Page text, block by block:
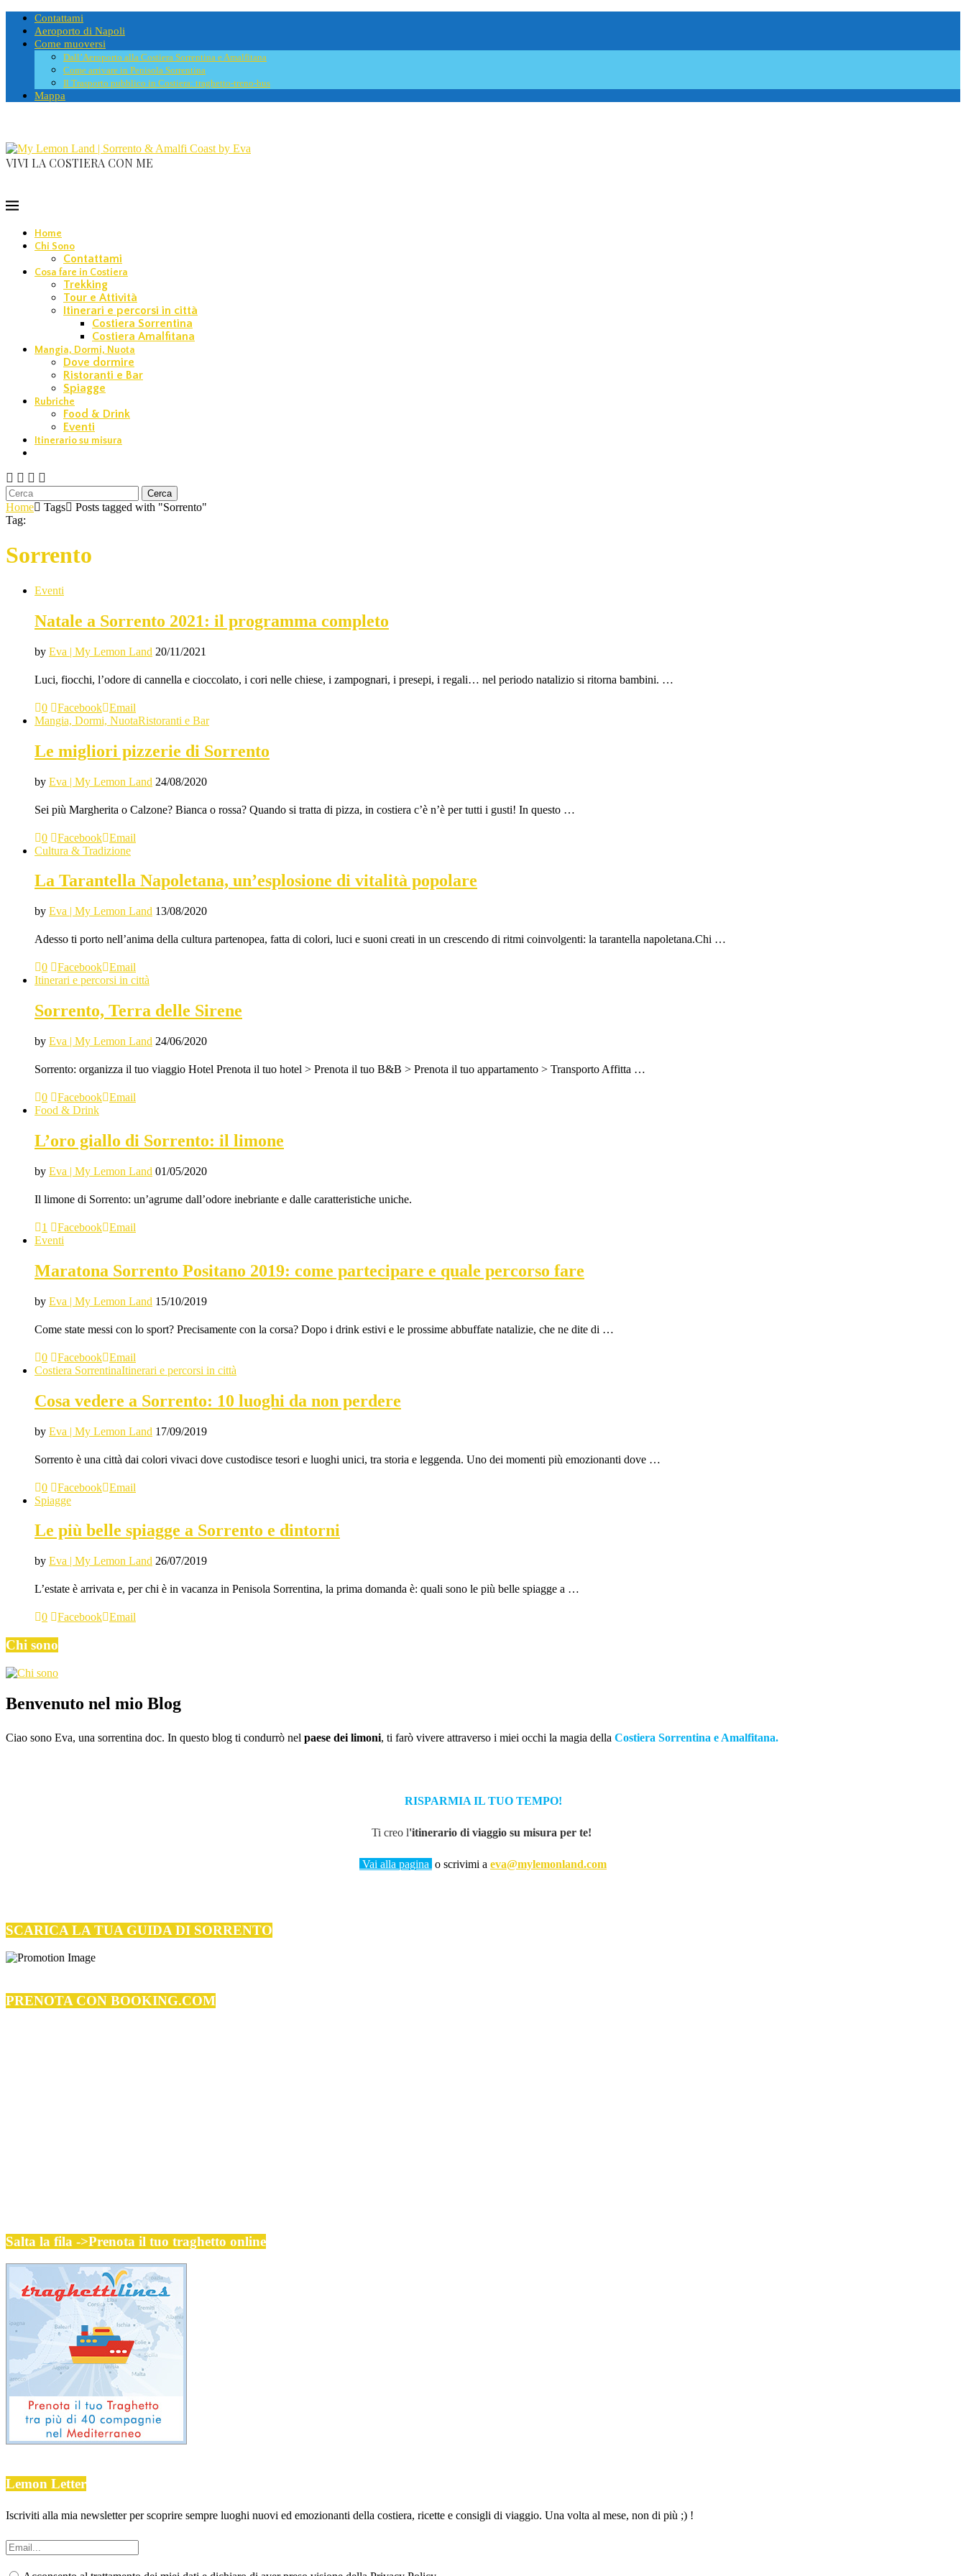
Contattami
Aeroporto di Napoli
Come muoversi
Dall’Aeroporto alla Costiera Sorrentina e Amalfitana
Come arrivare in Penisola Sorrentina
Il Trasporto pubblico in Costiera: traghetto-treno-bus
Mappa
VIVI LA COSTIERA CON ME
Home
Chi Sono
Contattami
Cosa fare in Costiera
Trekking
Tour e Attività
Itinerari e percorsi in città
Costiera Sorrentina
Costiera Amalfitana
Mangia, Dormi, Nuota
Dove dormire
Ristoranti e Bar
Spiagge
Rubriche
Food & Drink
Eventi
Itinerario su misura
Cerca
Home Tags
Posts tagged with "Sorrento"
Tag:
Sorrento
Eventi
Natale a Sorrento 2021: il programma completo
by Eva | My Lemon Land 20/11/2021
Luci, fiocchi, l’odore di cannella e cioccolato, i cori nelle chiese, i zampognari, i presepi, i regali… nel periodo natalizio si ritorna bambini. …
0 Facebook Email
Mangia, Dormi, NuotaRistoranti e Bar
Le migliori pizzerie di Sorrento
by Eva | My Lemon Land 24/08/2020
Sei più Margherita o Calzone? Bianca o rossa? Quando si tratta di pizza, in costiera c’è n’è per tutti i gusti! In questo …
0 Facebook Email
Cultura & Tradizione
La Tarantella Napoletana, un’esplosione di vitalità popolare
by Eva | My Lemon Land 13/08/2020
Adesso ti porto nell’anima della cultura partenopea, fatta di colori, luci e suoni creati in un crescendo di ritmi coinvolgenti: la tarantella napoletana.Chi …
0 Facebook Email
Itinerari e percorsi in città
Sorrento, Terra delle Sirene
by Eva | My Lemon Land 24/06/2020
Sorrento: organizza il tuo viaggio Hotel Prenota il tuo hotel > Prenota il tuo B&B > Prenota il tuo appartamento > Transporto Affitta …
0 Facebook Email
Food & Drink
L’oro giallo di Sorrento: il limone
by Eva | My Lemon Land 01/05/2020
Il limone di Sorrento: un’agrume dall’odore inebriante e dalle caratteristiche uniche.
1 Facebook Email
Eventi
Maratona Sorrento Positano 2019: come partecipare e quale percorso fare
by Eva | My Lemon Land 15/10/2019
Come state messi con lo sport? Precisamente con la corsa? Dopo i drink estivi e le prossime abbuffate natalizie, che ne dite di …
0 Facebook Email
Costiera SorrentinaItinerari e percorsi in città
Cosa vedere a Sorrento: 10 luoghi da non perdere
by Eva | My Lemon Land 17/09/2019
Sorrento è una città dai colori vivaci dove custodisce tesori e luoghi unici, tra storia e leggenda. Uno dei momenti più emozionanti dove …
0 Facebook Email
Spiagge
Le più belle spiagge a Sorrento e dintorni
by Eva | My Lemon Land 26/07/2019
L’estate è arrivata e, per chi è in vacanza in Penisola Sorrentina, la prima domanda è: quali sono le più belle spiagge a …
0 Facebook Email
Chi sono
Benvenuto nel mio Blog
Ciao sono Eva, una sorrentina doc. In questo blog ti condurrò nel paese dei limoni, ti farò vivere attraverso i miei occhi la magia della Costiera Sorrentina e Amalfitana.
RISPARMIA IL TUO TEMPO!
Ti creo l'itinerario di viaggio su misura per te!
Vai alla pagina o scrivimi a eva@mylemonland.com
SCARICA LA TUA GUIDA DI SORRENTO
PRENOTA CON BOOKING.COM
Salta la fila ->Prenota il tuo traghetto online
Lemon Letter
Iscriviti alla mia newsletter per scoprire sempre luoghi nuovi ed emozionanti della costiera, ricette e consigli di viaggio. Una volta al mese, non di più ;) !